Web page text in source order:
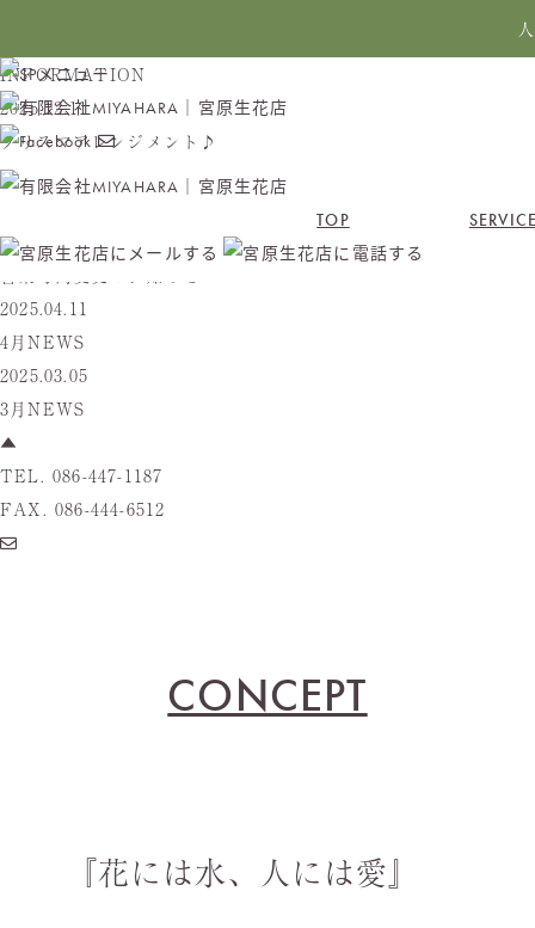
TOP
INFORMATION
2025.12.11
クリスマアレンジメント♪
2025.12.02
2025.09.05
2025.04.11
4月NEWS
2025.03.05
3月NEWS
▲
TEL. 086-447-1187
FAX. 086-444-6512
CONCEPT
『花には水、人には愛』